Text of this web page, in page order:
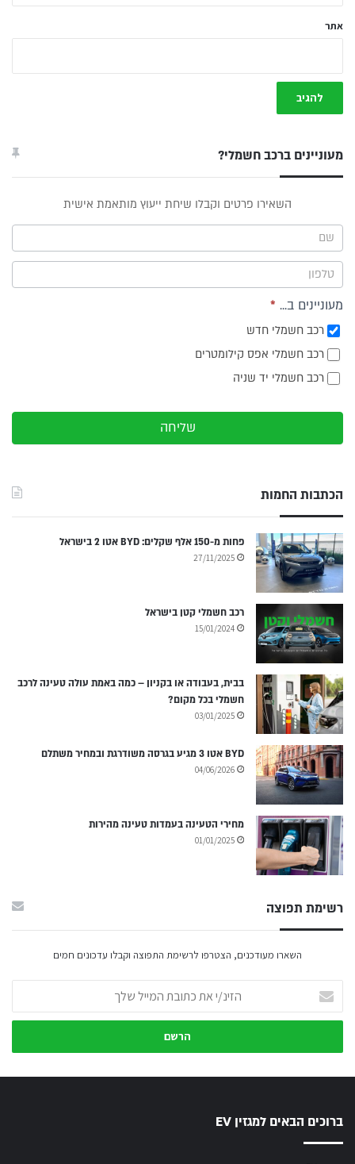
אתר
מעוניינים ברכב חשמלי?
תפריט
צד
השאירו פרטים וקבלו שיחת ייעוץ מותאמת אישית
מעוניינים ב... *
רכב חשמלי חדש
רכב חשמלי אפס קילומטרים
רכב חשמלי יד שניה
שליחה
הכתבות החמות
פחות מ-150 אלף שקלים: BYD אטו 2 בישראל
27/11/2025
רכב חשמלי קטן בישראל
15/01/2024
בבית, בעבודה או בקניון – כמה באמת עולה טעינה לרכב
חשמלי בכל מקום?
03/01/2025
BYD אטו 3 מגיע בגרסה משודרגת ובמחיר משתלם
04/06/2026
מחירי הטעינה בעמדות טעינה מהירות
01/01/2025
רשימת תפוצה
השארו מעודכנים, הצטרפו לרשימת התפוצה וקבלו עדכונים חמים
את
כתובת
שלך
ברוכים הבאים למגזין EV